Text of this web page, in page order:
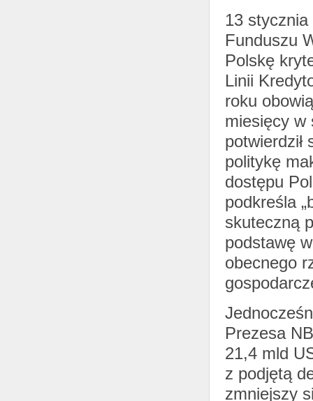
13
Funduszu
Polskę
Linii
roku
miesięcy w
potwierdził
politykę
dostępu
podkreśla
skuteczną
podstawę
obecnego
Prezesa
21,4 mld
z podjętą
zmniejszy